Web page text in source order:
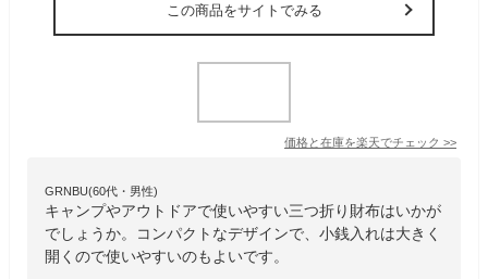
この商品をサイトでみる
価格と在庫を楽天でチェック >>
GRNBU(60代・男性)
キャンプやアウトドアで使いやすい三つ折り財布はいかが
でしょうか。コンパクトなデザインで、小銭入れは大きく
開くので使いやすいのもよいです。